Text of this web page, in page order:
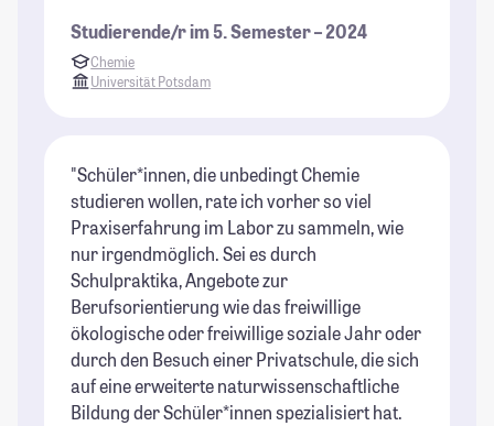
Studierende/r im 5. Semester – 2024
Chemie
Universität Potsdam
"Schüler*innen, die unbedingt Chemie
studieren wollen, rate ich vorher so viel
Praxiserfahrung im Labor zu sammeln, wie
nur irgendmöglich. Sei es durch
Schulpraktika, Angebote zur
Berufsorientierung wie das freiwillige
ökologische oder freiwillige soziale Jahr oder
durch den Besuch einer Privatschule, die sich
auf eine erweiterte naturwissenschaftliche
Bildung der Schüler*innen spezialisiert hat.